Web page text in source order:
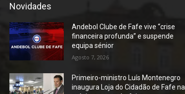
Novidades
Andebol Clube de Fafe vive “crise
financeira profunda” e suspende
equipa sénior
Agosto 7, 2026
Primeiro-ministro Luís Montenegro
inaugura Loja do Cidadão de Fafe na